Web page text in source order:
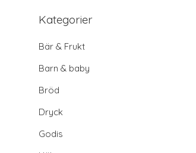
Kategorier
Bär & Frukt
Barn & baby
Bröd
Dryck
Godis